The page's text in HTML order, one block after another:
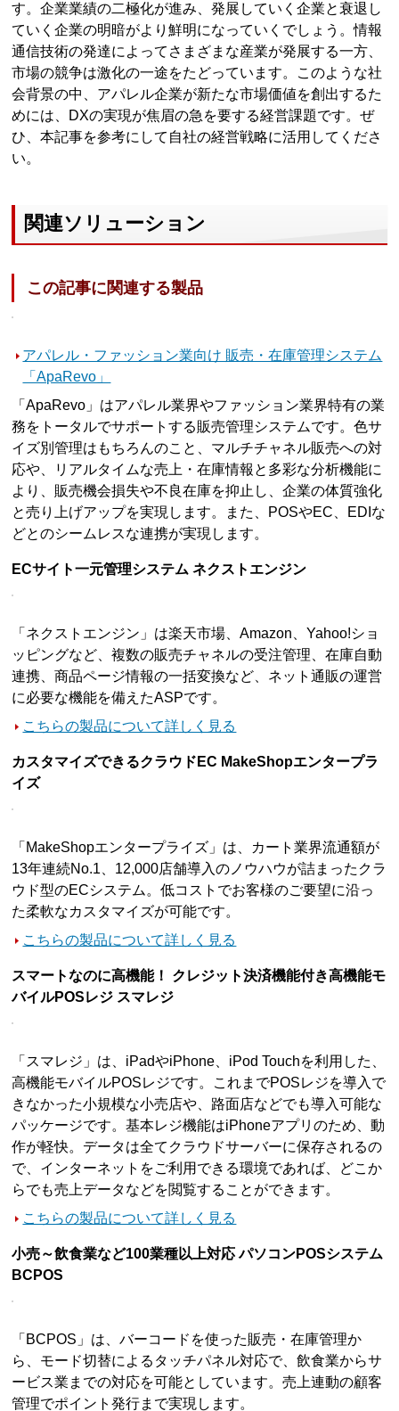
す。企業業績の二極化が進み、発展していく企業と衰退し
ていく企業の明暗がより鮮明になっていくでしょう。情報
通信技術の発達によってさまざまな産業が発展する一方、
市場の競争は激化の一途をたどっています。このような社
会背景の中、アパレル企業が新たな市場価値を創出するた
めには、DXの実現が焦眉の急を要する経営課題です。ぜ
ひ、本記事を参考にして自社の経営戦略に活用してくださ
い。
関連ソリューション
この記事に関連する製品
アパレル・ファッション業向け 販売・在庫管理システム
「ApaRevo」
「ApaRevo」はアパレル業界やファッション業界特有の業
務をトータルでサポートする販売管理システムです。色サ
イズ別管理はもちろんのこと、マルチチャネル販売への対
応や、リアルタイムな売上・在庫情報と多彩な分析機能に
より、販売機会損失や不良在庫を抑止し、企業の体質強化
と売り上げアップを実現します。また、POSやEC、EDIな
どとのシームレスな連携が実現します。
ECサイト一元管理システム ネクストエンジン
「ネクストエンジン」は楽天市場、Amazon、Yahoo!ショ
ッピングなど、複数の販売チャネルの受注管理、在庫自動
連携、商品ページ情報の一括変換など、ネット通販の運営
に必要な機能を備えたASPです。
こちらの製品について詳しく見る
カスタマイズできるクラウドEC MakeShopエンタープラ
イズ
「MakeShopエンタープライズ」は、カート業界流通額が
13年連続No.1、12,000店舗導入のノウハウが詰まったクラ
ウド型のECシステム。低コストでお客様のご要望に沿っ
た柔軟なカスタマイズが可能です。
こちらの製品について詳しく見る
スマートなのに高機能！ クレジット決済機能付き高機能モ
バイルPOSレジ スマレジ
「スマレジ」は、iPadやiPhone、iPod Touchを利用した、
高機能モバイルPOSレジです。これまでPOSレジを導入で
きなかった小規模な小売店や、路面店などでも導入可能な
パッケージです。基本レジ機能はiPhoneアプリのため、動
作が軽快。データは全てクラウドサーバーに保存されるの
で、インターネットをご利用できる環境であれば、どこか
らでも売上データなどを閲覧することができます。
こちらの製品について詳しく見る
小売～飲食業など100業種以上対応 パソコンPOSシステム
BCPOS
「BCPOS」は、バーコードを使った販売・在庫管理か
ら、モード切替によるタッチパネル対応で、飲食業からサ
ービス業までの対応を可能としています。売上連動の顧客
管理でポイント発行まで実現します。